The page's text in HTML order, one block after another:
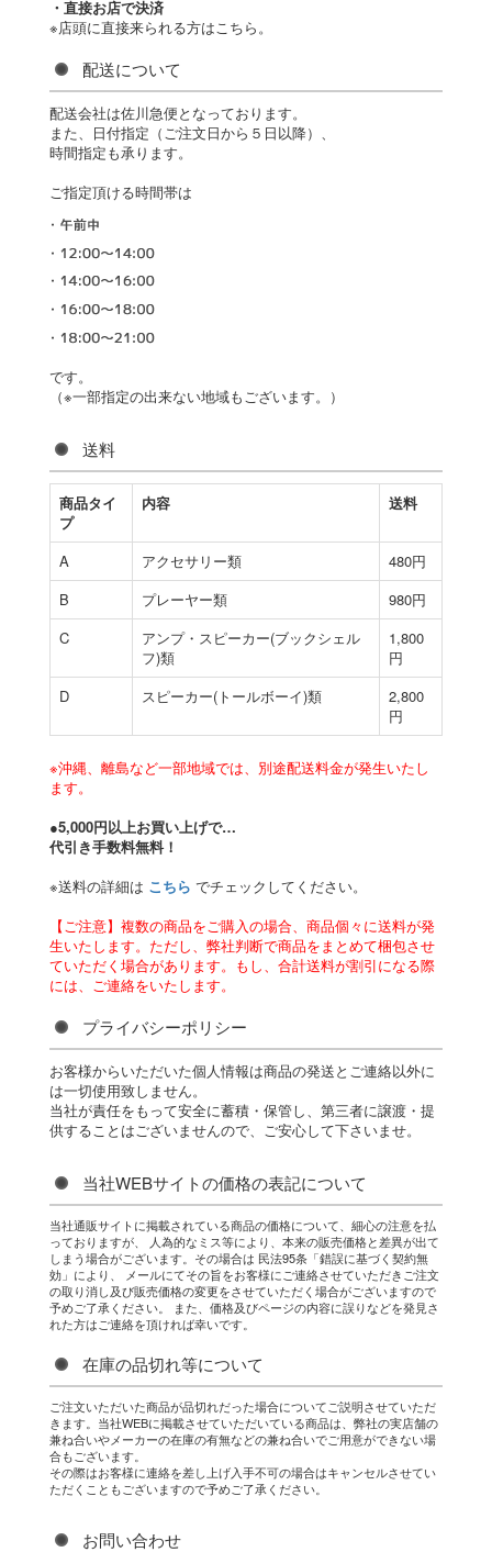
・直接お店で決済
※店頭に直接来られる方はこちら。
配送について
配送会社は佐川急便となっております。
また、日付指定（ご注文日から５日以降）、
時間指定も承ります。
ご指定頂ける時間帯は
です。
（※一部指定の出来ない地域もございます。）
送料
商品タイ
プ
内容 送料
A アクセサリー類
480円
B
プレーヤー類
980円
C
アンプ・スピーカー(ブックシェル
フ)類
1,800
円
D
スピーカー(トールボーイ)類
2,800
円
※沖縄、離島など一部地域では、別途配送料金が発生いたし
ます。
●5,000円以上お買い上げで…
代引き手数料無料！
※送料の詳細は こちら でチェックしてください。
【ご注意】複数の商品をご購入の場合、商品個々に送料が発
生いたします。ただし、弊社判断で商品をまとめて梱包させ
ていただく場合があります。もし、合計送料が割引になる際
には、ご連絡をいたします。
プライバシーポリシー
お客様からいただいた個人情報は商品の発送とご連絡以外に
は一切使用致しません。
当社が責任をもって安全に蓄積・保管し、第三者に譲渡・提
供することはございませんので、ご安心して下さいませ。
当社WEBサイトの価格の表記について
当社通販サイトに掲載されている商品の価格について、細心の注意を払
っておりますが、 人為的なミス等により、本来の販売価格と差異が出て
しまう場合がございます。その場合は 民法95条「錯誤に基づく契約無
効」により、 メールにてその旨をお客様にご連絡させていただきご注文
の取り消し及び販売価格の変更をさせていただく場合がございますので
予めご了承ください。 また、価格及びページの内容に誤りなどを発見さ
れた方はご連絡を頂ければ幸いです。
在庫の品切れ等について
ご注文いただいた商品が品切れだった場合についてご説明させていただ
きます。当社WEBに掲載させていただいている商品は、弊社の実店舗の
兼ね合いやメーカーの在庫の有無などの兼ね合いでご用意ができない場
合もございます。
その際はお客様に連絡を差し上げ入手不可の場合はキャンセルさせてい
ただくこともございますので予めご了承ください。
お問い合わせ